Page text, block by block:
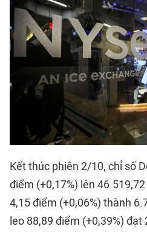
Kết thúc phiên 2/10, chỉ số
điểm (+0,17%) lên
4,15 điểm (+0,06%) thành
leo 88,89 điểm (+0,39%)